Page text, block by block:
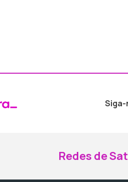
Siga-
Redes de